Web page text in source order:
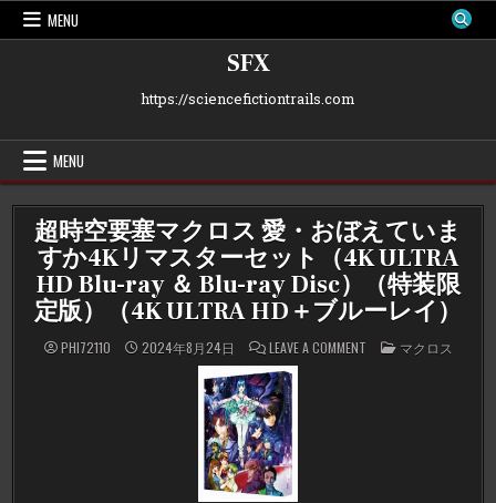
Skip
MENU
SFX
https://sciencefictiontrails.com
MENU
超時空要塞マクロス 愛・おぼえていま
すか4Kリマスターセット（4K ULTRA
HD Blu-ray ＆ Blu-ray Disc）（特装限
定版）（4K ULTRA HD＋ブルーレイ）
PHI72110 2024年8月24日 LEAVE A COMMENTON POSTED
IN
マクロス